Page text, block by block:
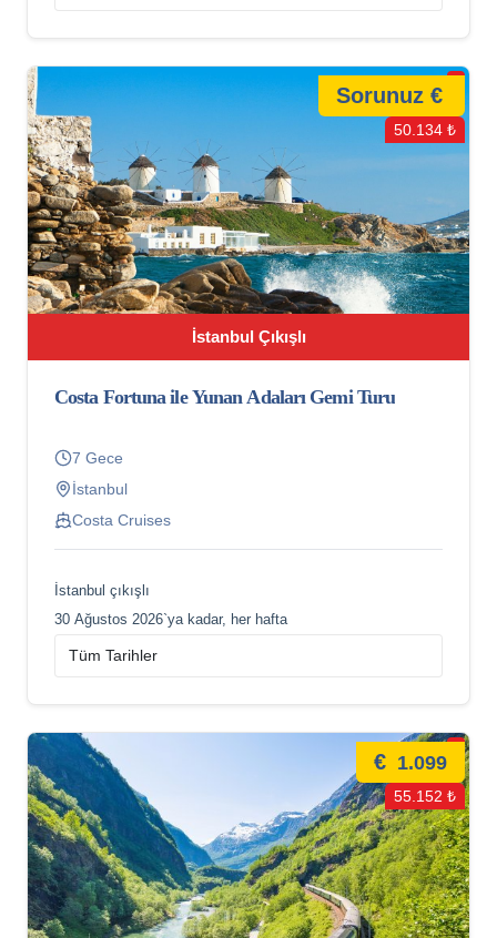
İstanbul Çıkışlı
Sorunuz €
50.134 ₺
Costa Fortuna ile Yunan Adaları Gemi Turu
7 Gece
İstanbul
Costa Cruises
İstanbul çıkışlı
30 Ağustos 2026`ya kadar, her hafta
€ 1.099
55.152 ₺